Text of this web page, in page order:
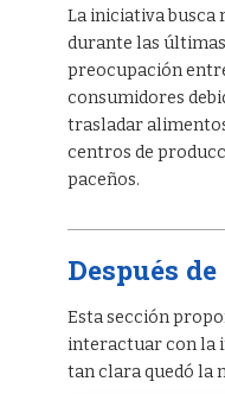
La iniciativa busca
durante las
preocupación
consumidores
trasladar
centros de
paceños.
Después
Esta sección
interactuar con la
tan clara quedó la